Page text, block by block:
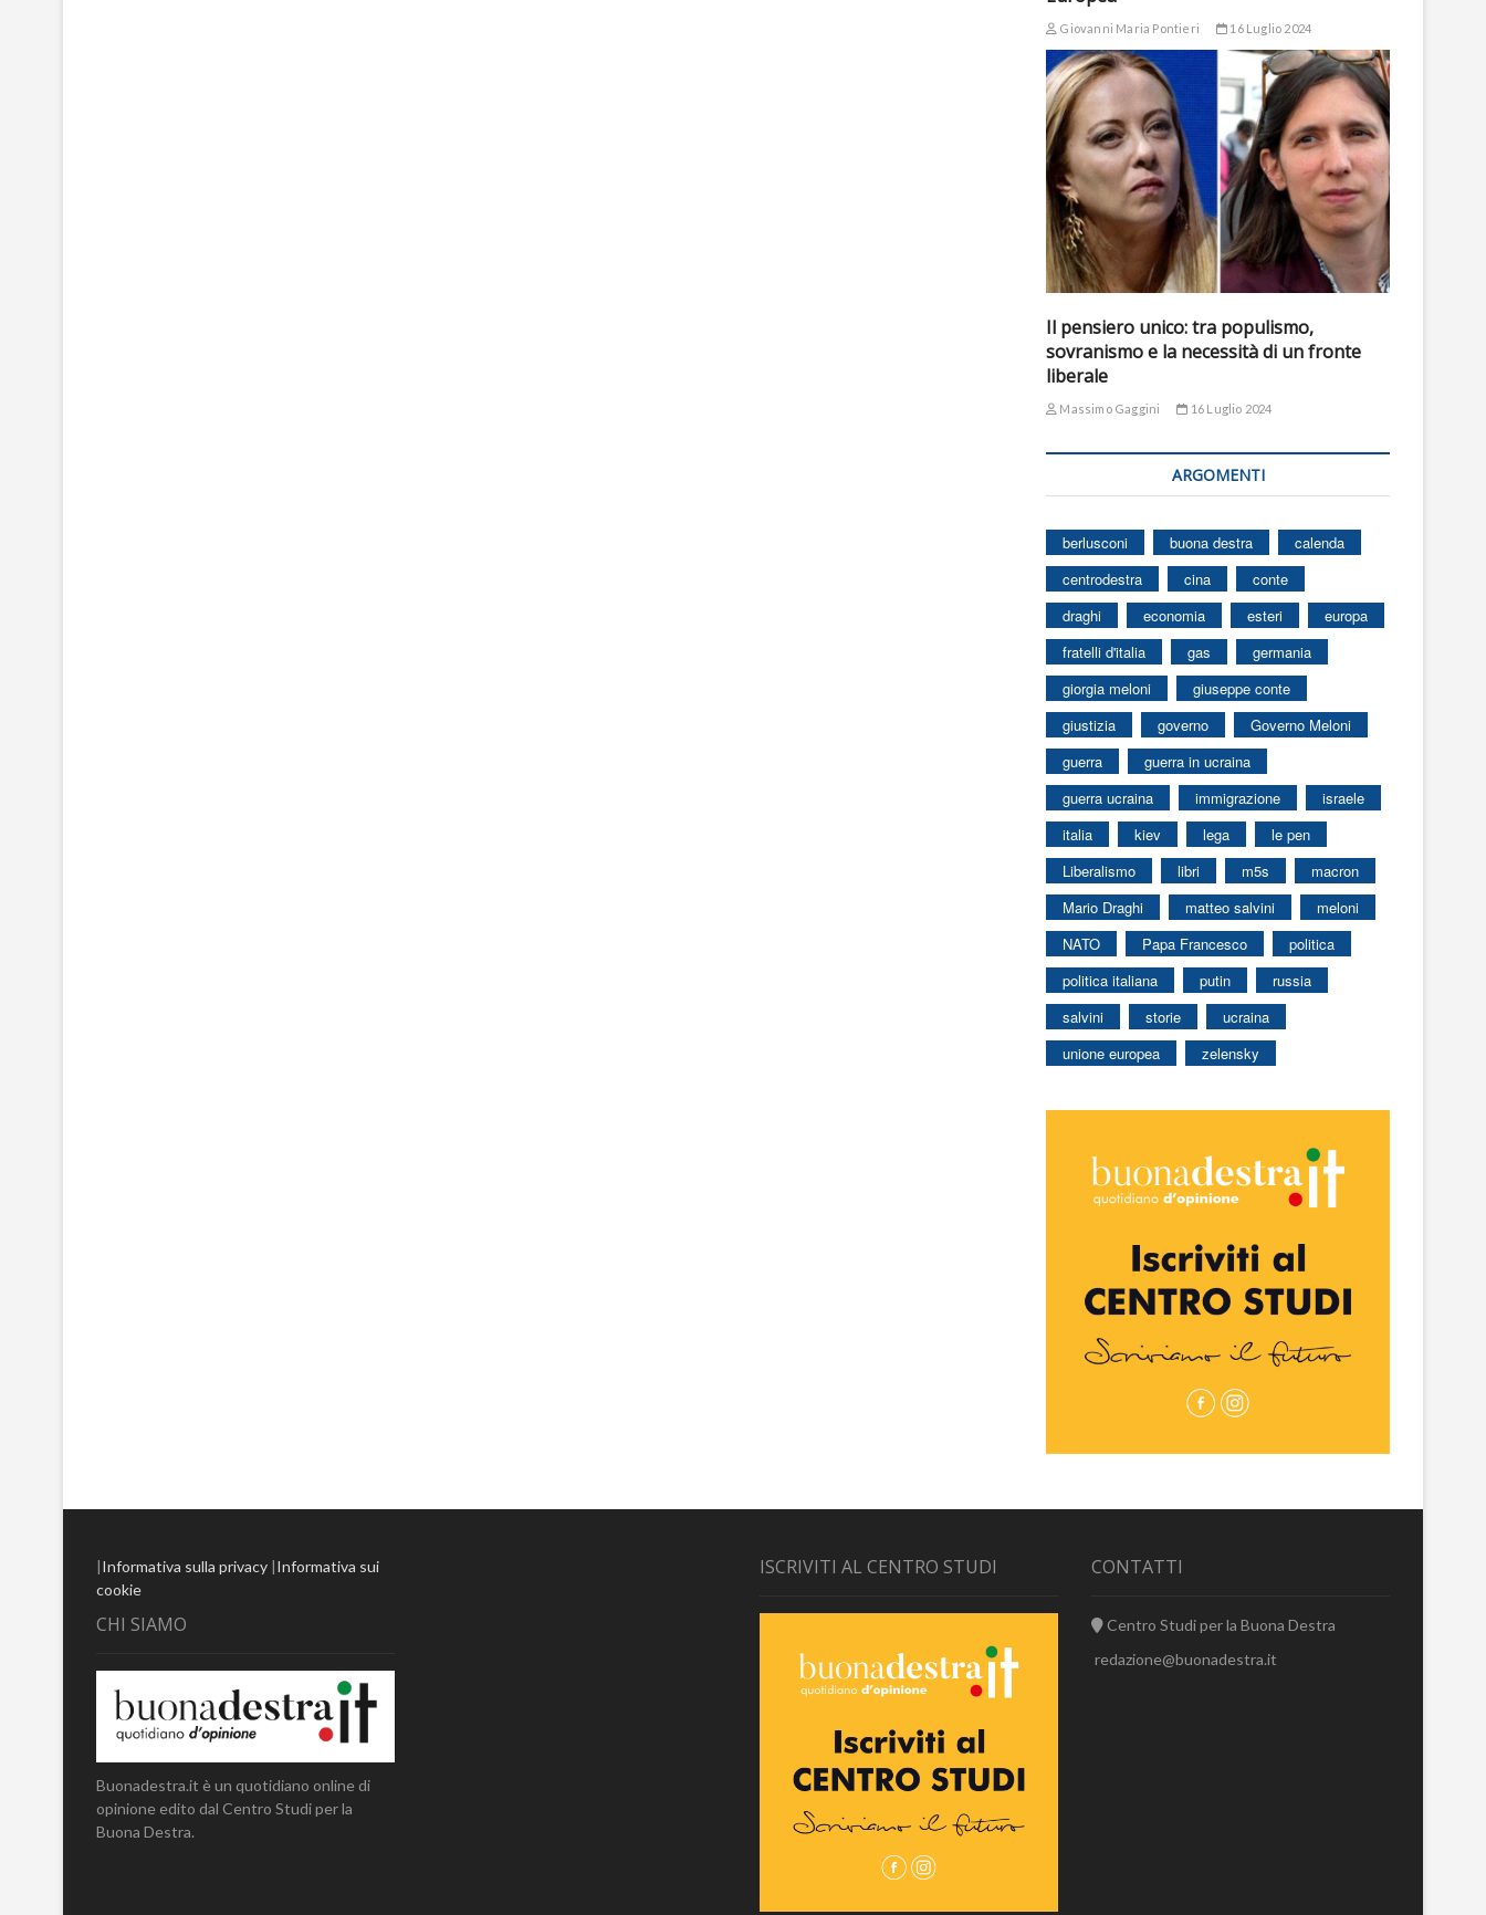
Giovanni Maria Pontieri 16 Luglio 2024
Il pensiero unico: tra populismo,
sovranismo e la necessità di un fronte
liberale
Massimo Gaggini 16 Luglio 2024
ARGOMENTI
berlusconi buona destra
calenda
centrodestra
cina
conte
draghi
economia esteri
europa
fratelli d'italia
gas
germania
giorgia meloni
giuseppe conte
giustizia
governo
Governo Meloni
guerra
guerra in ucraina
guerra ucraina
immigrazione
israele
italia
kiev lega
le pen
Liberalismo
libri m5s
macron
Mario Draghi
matteo salvini
meloni
NATO
Papa Francesco
politica
politica italiana
putin
russia
salvini
storie
ucraina
unione europea
zelensky
|Informativa sulla privacy |Informativa sui
cookie
CHI SIAMO
Buonadestra.it è un quotidiano online di
opinione edito dal Centro Studi per la
Buona Destra.
ISCRIVITI AL CENTRO STUDI CONTATTI
Centro Studi per la Buona Destra
redazione@buonadestra.it